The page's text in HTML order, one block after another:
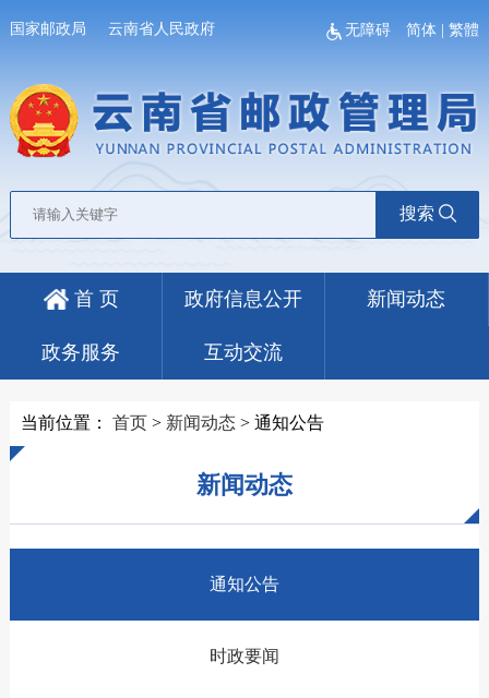
国家邮政局 云南省人民政府 无障碍 简体 |繁體
搜索
首 页 政府信息公开 新闻动态
政务服务 互动交流
当前位置： 首页> 新闻动态> 通知公告
新闻动态
通知公告
时政要闻